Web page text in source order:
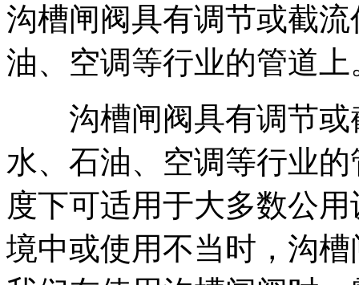
沟槽闸阀具有调节或截
油、空调等行业的管道上
沟槽闸阀具有调节或
水、石油、空调等行业
度下可适用于大多数公
境中或使用不当时，沟